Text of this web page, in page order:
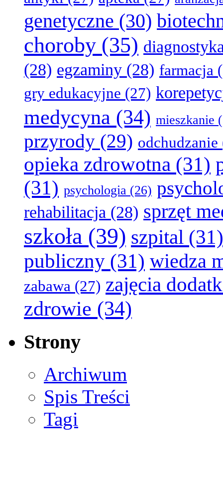
genetyczne (30)
choroby (35)
(28) egzaminy (28) farmacja
gry edukacyjne (27)
medycyna (34) mieszkanie
przyrody (29) odchudzanie
opieka zdrowotna (31)
(31) psychologia (26)
rehabilitacja (28) sprzęt
szkoła (39) szpital (31)
publiczny (31) wiedza
zabawa (27) zajęcia
zdrowie (34)
Strony
Archiwum
Spis Treści
Tagi